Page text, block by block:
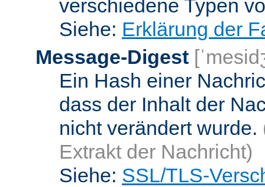
verschiedene Typen
Siehe: Erklärung der
Message-Digest
Ein Hash einer
dass der Inhalt der
nicht verändert wurde.
Extrakt der Nachricht)
Siehe: SSL/TLS-